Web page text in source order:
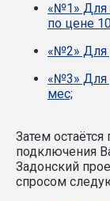
«№1» Для
по цене
«№2» Для
«№3» Для
мес;
Затем остаётся
подключения
Задонский
спросом